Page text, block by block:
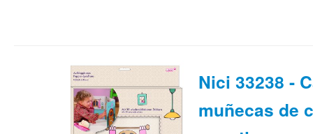
Nici 33238 -
muñecas de